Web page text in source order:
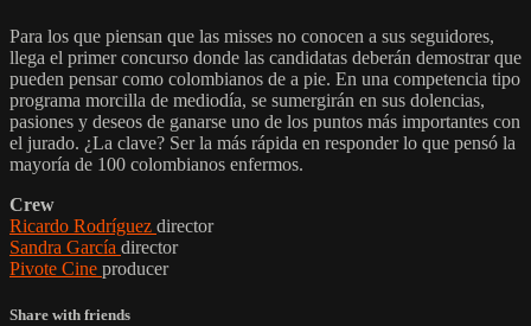
Para los que piensan que las misses no conocen a sus seguidores,
llega el primer concurso donde las candidatas deberán demostrar que
pueden pensar como colombianos de a pie. En una competencia tipo
programa morcilla de mediodía, se sumergirán en sus dolencias,
pasiones y deseos de ganarse uno de los puntos más importantes con
el jurado. ¿La clave? Ser la más rápida en responder lo que pensó la
mayoría de 100 colombianos enfermos.
Crew
Ricardo Rodríguez director
Sandra García director
Pivote Cine producer
Share with friends